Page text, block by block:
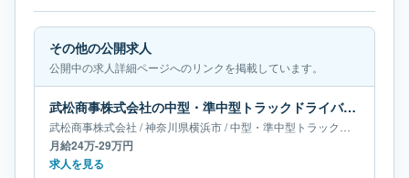
その他の公開求人
公開中の求人詳細ページへのリンクを掲載しています。
武松商事株式会社の中型・準中型トラックドライバー求人｜神奈川県横浜市｜月給24万-29万円
武松商事株式会社 /神奈川県横浜市/中型・準中型トラックドライバー
月給24万-29万円
求人を見る